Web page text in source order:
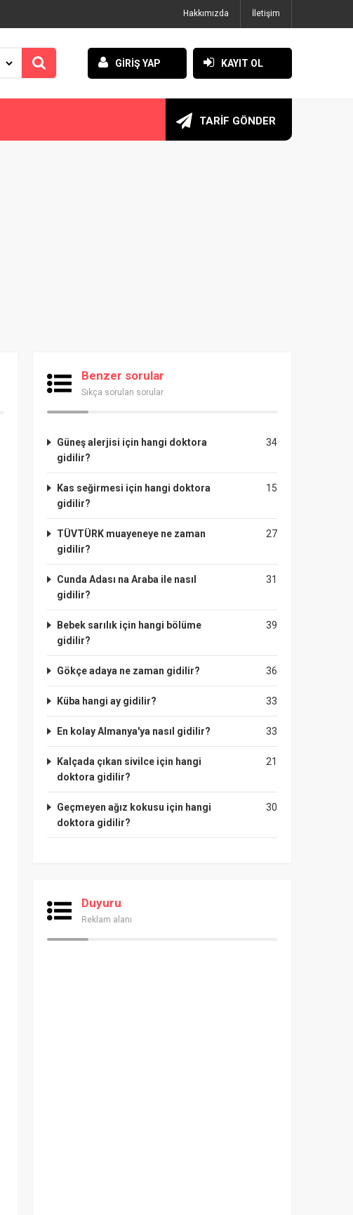
Hakkımızda İletişim
GİRİŞ YAP KAYIT OL
TARİF GÖNDER
Benzer sorular
Sıkça sorulan sorular
34
Güneş alerjisi için hangi doktora
gidilir?
15
Kas seğirmesi için hangi doktora
gidilir?
27
TÜVTÜRK muayeneye ne zaman
gidilir?
31
Cunda Adası na Araba ile nasıl
gidilir?
39
Bebek sarılık için hangi bölüme
gidilir?
36
Gökçe adaya ne zaman gidilir?
33
Küba hangi ay gidilir?
33
En kolay Almanya'ya nasıl gidilir?
21
Kalçada çıkan sivilce için hangi
doktora gidilir?
30
Geçmeyen ağız kokusu için hangi
doktora gidilir?
Duyuru
Reklam alanı